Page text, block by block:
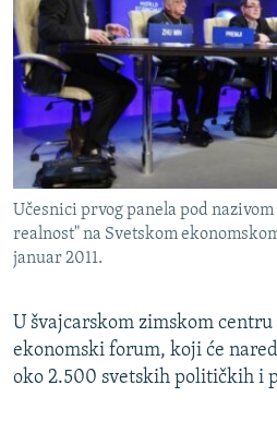
ISPRIČAJ MI
DNEVNO@RSE
SPECIJALI RSE
VIŠE OD NASLOVA
GENOCID U SREBRENICI
POPLAVE I KLIZIŠTA U BIH 2024.
TV LIBERTY
MOJA EVROPA
TRI DECENIJE OD RATA U BIH
PRATITE NAS
Sve RFE/RL stranice
Učesnici prvog panela pod
realnost" na Svetskom
januar 2011.
U švajcarskom zimskom centru
ekonomski forum, koji će
oko 2.500 svetskih političkih i